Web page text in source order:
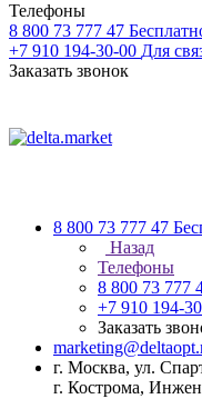
Телефоны
8 800 73 777 47
+7 910 194-30-00 Для
Заказать звонок
8 800 73 777 47
Назад
Телефоны
8 800 73 777
+7 910 194-
Заказать
г. Москва, ул.
г. Кострома,